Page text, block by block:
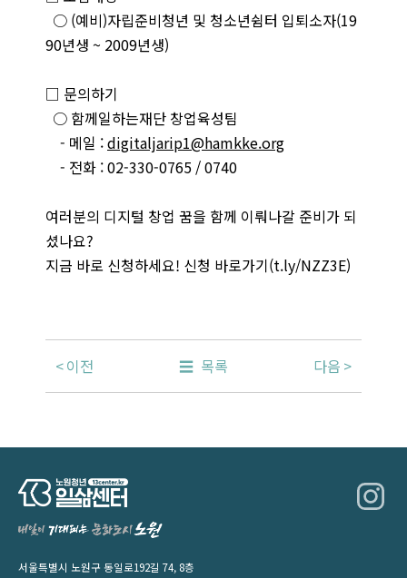
○ (예비)자립준비청년 및 청소년쉼터 입퇴소자(19
90년생 ~ 2009년생)
□ 문의하기
○ 함께일하는재단 창업육성팀
- 메일 :digitaljarip1@hamkke.org
- 전화 : 02-330-0765 / 0740
여러분의 디지털 창업 꿈을 함께 이뤄나갈 준비가 되
셨나요?
지금 바로 신청하세요! 신청 바로가기(t.ly/NZZ3E)
이전 목록 다음
서울특별시 노원구 동일로192길 74, 8층